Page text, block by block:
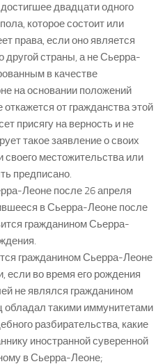
двадцати одного
которое состоит или
права, если оно является
другой страны, а не Сьерра-
в качестве
на основании положений
откажется от гражданства этой
присягу на верность и не
такое заявление о своих
местожительства или
предписано.
Леоне после 26 апреля
в Сьерра-Леоне после
гражданином Сьерра-
гражданином Сьерра-Леоне
если во время его рождения
не являлся гражданином
обладал такими иммунитетами
разбирательства, какие
иностранной суверенной
в Сьерра-Леоне;